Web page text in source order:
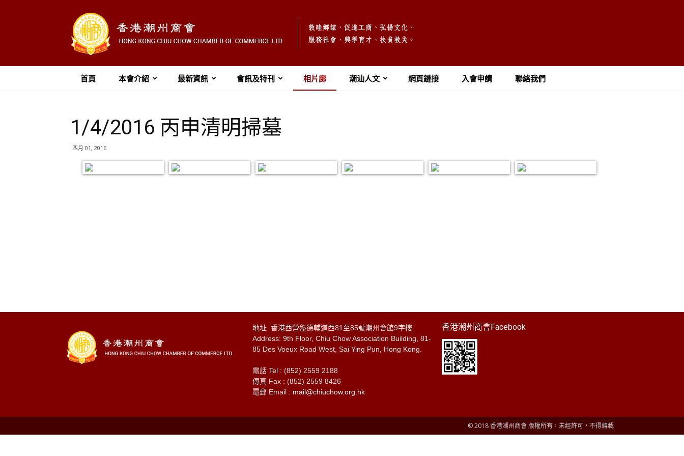
首頁 本會介紹 最新資訊 會訊及特刊 相片廊 潮汕人文 網頁鏈接 入會申請 聯絡我們
1/4/2016 丙申清明掃墓
四月 01, 2016
地址: 香港西營盤德輔道西81至85號潮州會館9字樓
Address: 9th Floor, Chiu Chow Association Building, 81-
85 Des Voeux Road West, Sai Ying Pun, Hong Kong.
電話 Tel : (852) 2559 2188
傳真 Fax : (852) 2559 8426
電郵 Email : mail@chiuchow.org.hk
香港潮州商會Facebook
© 2018 香港潮州商會 版權所有，未經許可，不得轉載